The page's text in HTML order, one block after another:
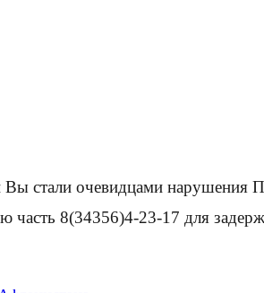
стали очевидцами нарушения
8(34356)4-23-17 для